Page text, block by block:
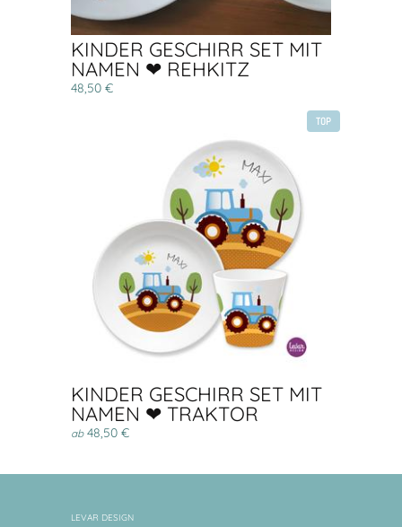
KINDER GESCHIRR SET MIT
NAMEN ❤ REHKITZ
48,50 €
TOP
KINDER GESCHIRR SET MIT
NAMEN ❤ TRAKTOR
ab48,50 €
LEVAR DESIGN